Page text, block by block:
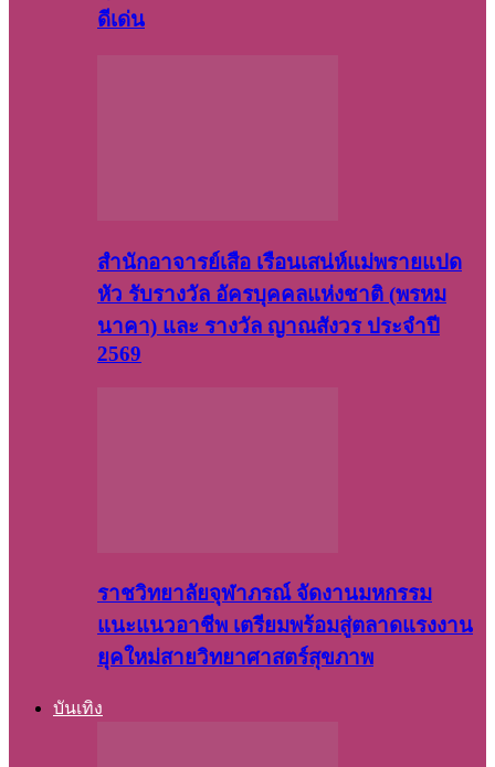
ดีเด่น
สำนักอาจารย์เสือ เรือนเสน่ห์แม่พรายแปด
หัว รับรางวัล อัครบุคคลแห่งชาติ (พรหม
นาคา) และ รางวัล ญาณสังวร ประจำปี
2569
ราชวิทยาลัยจุฬาภรณ์ จัดงานมหกรรม
แนะแนวอาชีพ เตรียมพร้อมสู่ตลาดแรงงาน
ยุคใหม่สายวิทยาศาสตร์สุขภาพ
บันเทิง